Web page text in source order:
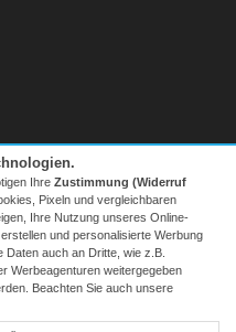
twitter
Ihre Zustimmung (Widerruf
Pixeln und vergleichbaren
Ihre Nutzung unseres Online-
und personalisierte Werbung
auch an Dritte, wie z.B.
Werbeagenturen weitergegeben
Beachten Sie auch unsere